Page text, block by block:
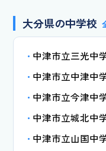
大分県の中学校
中津市立三光中
中津市立中津中
中津市立今津中
中津市立城北中
中津市立山国中